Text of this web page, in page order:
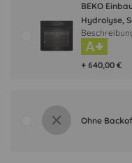
BEKO
Hydrolyse,
+ 640,00 €
A+
Ohne